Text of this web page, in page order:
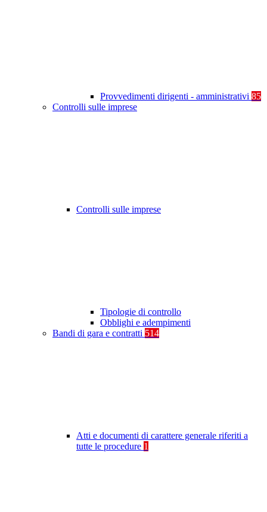
Provvedimenti dirigenti - amministrativi 85
Controlli sulle imprese
Controlli sulle imprese
Tipologie di controllo
Obblighi e adempimenti
Bandi di gara e contratti 514
Atti e documenti di carattere generale riferiti a
tutte le procedure 1